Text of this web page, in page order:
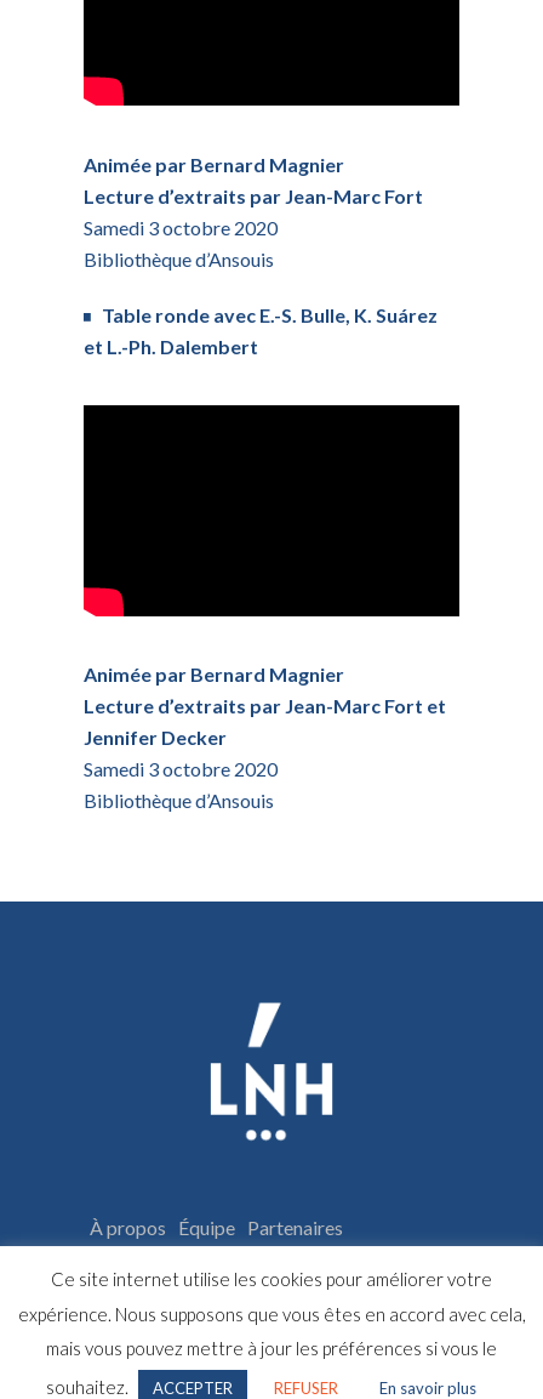
Animée par Bernard Magnier
Lecture d’extraits par Jean-Marc Fort
Samedi 3 octobre 2020
Bibliothèque d’Ansouis
Table ronde avec E.-S. Bulle, K. Suárez
et L.-Ph. Dalembert
Animée par Bernard Magnier
Lecture d’extraits par Jean-Marc Fort et
Jennifer Decker
Samedi 3 octobre 2020
Bibliothèque d’Ansouis
À propos Équipe Partenaires
Les résidences d’écriture
Galerie photos
Ce site internet utilise les cookies pour améliorer votre
expérience. Nous supposons que vous êtes en accord avec cela,
mais vous pouvez mettre à jour les préférences si vous le
souhaitez.
ACCEPTER REFUSER En savoir plus